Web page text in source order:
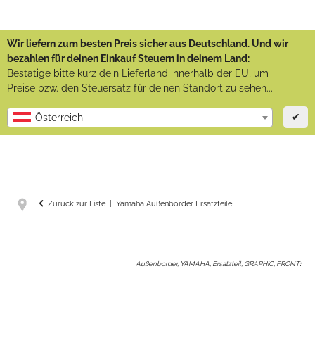
Wir liefern zum besten Preis sicher aus Deutschland. Und wir
bezahlen für deinen Einkauf Steuern in deinem Land:
Bestätige bitte kurz dein Lieferland innerhalb der EU, um
Preise bzw. den Steuersatz für deinen Standort zu sehen...
Österreich ✔
Zurück zur Liste Yamaha Außenborder Ersatzteile
Außenborder, YAMAHA, Ersatzteil, GRAPHIC, FRONT: